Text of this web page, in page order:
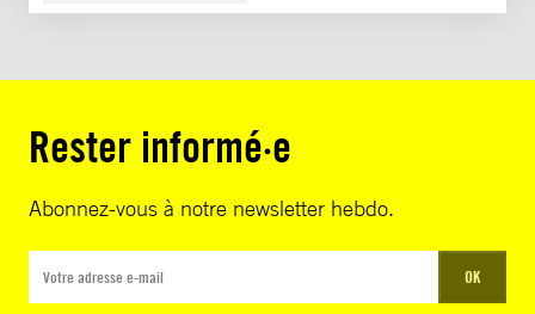
Rester informé·e
Abonnez-vous à notre newsletter hebdo.
OK